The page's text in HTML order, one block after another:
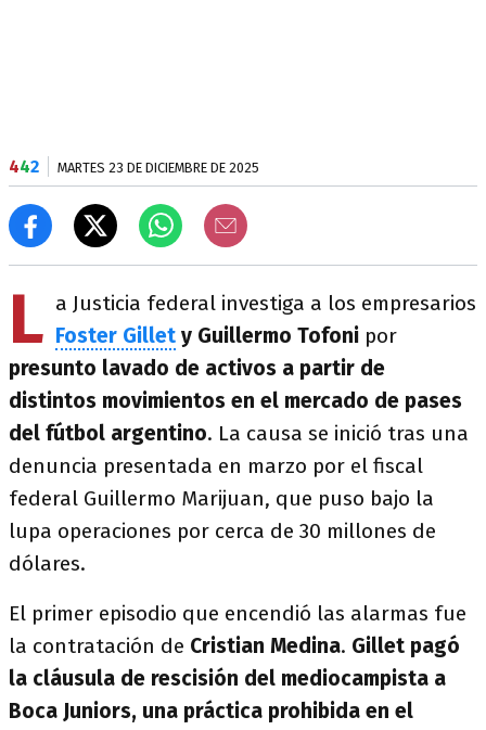
442 MARTES 23 DE DICIEMBRE DE 2025
L a Justicia federal investiga a los empresarios
Foster Gillet y Guillermo Tofoni por
presunto lavado de activos a partir de
distintos movimientos en el mercado de pases
del fútbol argentino. La causa se inició tras una
denuncia presentada en marzo por el fiscal
federal Guillermo Marijuan, que puso bajo la
lupa operaciones por cerca de 30 millones de
dólares.
El primer episodio que encendió las alarmas fue
la contratación de Cristian Medina. Gillet pagó
la cláusula de rescisión del mediocampista a
Boca Juniors, una práctica prohibida en el